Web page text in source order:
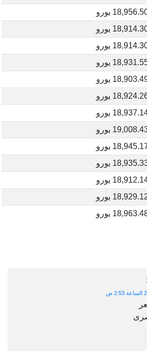
يورو
يورو
يورو
يورو
يورو
يورو
يورو
يورو
يورو
يورو
يورو
يورو
يورو
: